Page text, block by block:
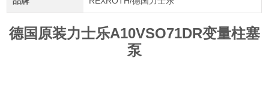
德国原装力士乐A10VSO71DR变量柱塞
泵